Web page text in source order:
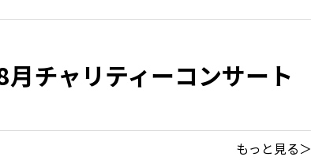
チャリティーコンサート
もっと見る＞